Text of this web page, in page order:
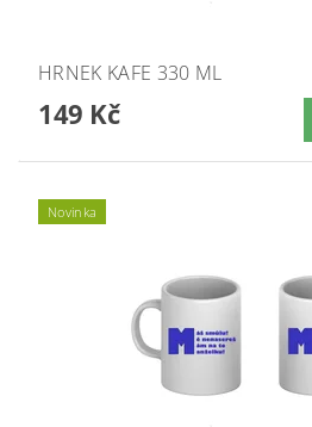
HRNEK KAFE 330 ML
149 Kč
Novinka